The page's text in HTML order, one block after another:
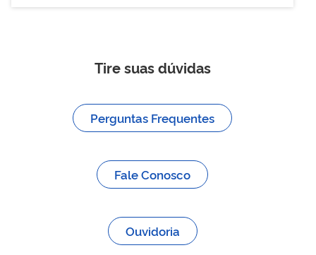
Tire suas dúvidas
Perguntas Frequentes
Fale Conosco
Ouvidoria